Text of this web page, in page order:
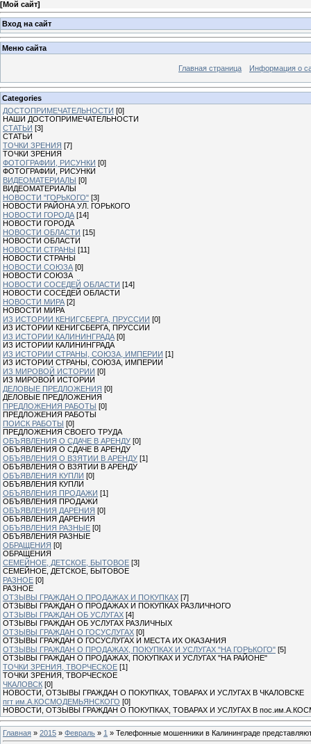
[Мой сайт]
Вход на сайт
Меню сайта
Главная страница Информация о
Categories
ДОСТОПРИМЕЧАТЕЛЬНОСТИ [0]
НАШИ ДОСТОПРИМЕЧАТЕЛЬНОСТИ
СТАТЬИ [3]
СТАТЬИ
ТОЧКИ ЗРЕНИЯ [7]
ТОЧКИ ЗРЕНИЯ
ФОТОГРАФИИ, РИСУНКИ [0]
ФОТОГРАФИИ, РИСУНКИ
ВИДЕОМАТЕРИАЛЫ [0]
ВИДЕОМАТЕРИАЛЫ
НОВОСТИ "ГОРЬКОГО" [3]
НОВОСТИ РАЙОНА УЛ. ГОРЬКОГО
НОВОСТИ ГОРОДА [14]
НОВОСТИ ГОРОДА
НОВОСТИ ОБЛАСТИ [15]
НОВОСТИ ОБЛАСТИ
НОВОСТИ СТРАНЫ [11]
НОВОСТИ СТРАНЫ
НОВОСТИ СОЮЗА [0]
НОВОСТИ СОЮЗА
НОВОСТИ СОСЕДЕЙ ОБЛАСТИ [14]
НОВОСТИ СОСЕДЕЙ ОБЛАСТИ
НОВОСТИ МИРА [2]
НОВОСТИ МИРА
ИЗ ИСТОРИИ КЕНИГСБЕРГА, ПРУССИИ [0]
ИЗ ИСТОРИИ КЕНИГСБЕРГА, ПРУССИИ
ИЗ ИСТОРИИ КАЛИНИНГРАДА [0]
ИЗ ИСТОРИИ КАЛИНИНГРАДА
ИЗ ИСТОРИИ СТРАНЫ, СОЮЗА, ИМПЕРИИ [1]
ИЗ ИСТОРИИ СТРАНЫ, СОЮЗА, ИМПЕРИИ
ИЗ МИРОВОЙ ИСТОРИИ [0]
ИЗ МИРОВОЙ ИСТОРИИ
ДЕЛОВЫЕ ПРЕДЛОЖЕНИЯ [0]
ДЕЛОВЫЕ ПРЕДЛОЖЕНИЯ
ПРЕДЛОЖЕНИЯ РАБОТЫ [0]
ПРЕДЛОЖЕНИЯ РАБОТЫ
ПОИСК РАБОТЫ [0]
ПРЕДЛОЖЕНИЯ СВОЕГО ТРУДА
ОБЪЯВЛЕНИЯ О СДАЧЕ В АРЕНДУ [0]
ОБЪЯВЛЕНИЯ О СДАЧЕ В АРЕНДУ
ОБЪЯВЛЕНИЯ О ВЗЯТИИ В АРЕНДУ [1]
ОБЪЯВЛЕНИЯ О ВЗЯТИИ В АРЕНДУ
ОБЪЯВЛЕНИЯ КУПЛИ [0]
ОБЪЯВЛЕНИЯ КУПЛИ
ОБЪЯВЛЕНИЯ ПРОДАЖИ [1]
ОБЪЯВЛЕНИЯ ПРОДАЖИ
ОБЪЯВЛЕНИЯ ДАРЕНИЯ [0]
ОБЪЯВЛЕНИЯ ДАРЕНИЯ
ОБЪЯВЛЕНИЯ РАЗНЫЕ [0]
ОБЪЯВЛЕНИЯ РАЗНЫЕ
ОБРАЩЕНИЯ [0]
ОБРАЩЕНИЯ
СЕМЕЙНОЕ, ДЕТСКОЕ, БЫТОВОЕ [3]
СЕМЕЙНОЕ, ДЕТСКОЕ, БЫТОВОЕ
РАЗНОЕ [0]
РАЗНОЕ
ОТЗЫВЫ ГРАЖДАН О ПРОДАЖАХ И ПОКУПКАХ [7]
ОТЗЫВЫ ГРАЖДАН О ПРОДАЖАХ И ПОКУПКАХ РАЗЛИЧНОГО
ОТЗЫВЫ ГРАЖДАН ОБ УСЛУГАХ [4]
ОТЗЫВЫ ГРАЖДАН ОБ УСЛУГАХ РАЗЛИЧНЫХ
ОТЗЫВЫ ГРАЖДАН О ГОСУСЛУГАХ [0]
ОТЗЫВЫ ГРАЖДАН О ГОСУСЛУГАХ И МЕСТА ИХ ОКАЗАНИЯ
ОТЗЫВЫ ГРАЖДАН О ПРОДАЖАХ, ПОКУПКАХ И УСЛУГАХ "НА ГОРЬКОГО" [5]
ОТЗЫВЫ ГРАЖДАН О ПРОДАЖАХ, ПОКУПКАХ И УСЛУГАХ "НА РАЙОНЕ"
ТОЧКИ ЗРЕНИЯ, ТВОРЧЕСКОЕ [1]
ТОЧКИ ЗРЕНИЯ, ТВОРЧЕСКОЕ
ЧКАЛОВСК [0]
НОВОСТИ, ОТЗЫВЫ ГРАЖДАН О ПОКУПКАХ, ТОВАРАХ И УСЛУГАХ В ЧКАЛОВСКЕ
пгт им.А.КОСМОДЕМЬЯНСКОГО [0]
НОВОСТИ, ОТЗЫВЫ ГРАЖДАН О ПОКУПКАХ, ТОВАРАХ И УСЛУГАХ В
Главная » 2015 » Февраль » 1 » Телефонные мошенники в Калининграде